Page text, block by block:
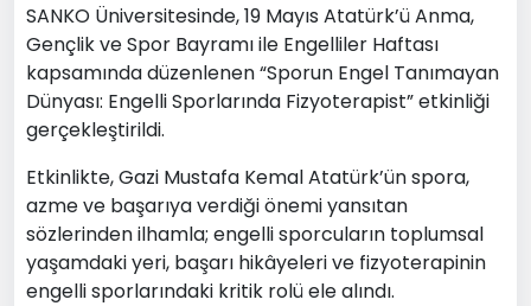
SANKO Üniversitesinde, 19 Mayıs Atatürk’ü Anma,
Gençlik ve Spor Bayramı ile Engelliler Haftası
kapsamında düzenlenen “Sporun Engel Tanımayan
Dünyası: Engelli Sporlarında Fizyoterapist” etkinliği
gerçekleştirildi.
Etkinlikte, Gazi Mustafa Kemal Atatürk’ün spora,
azme ve başarıya verdiği önemi yansıtan
sözlerinden ilhamla; engelli sporcuların toplumsal
yaşamdaki yeri, başarı hikâyeleri ve fizyoterapinin
engelli sporlarındaki kritik rolü ele alındı.